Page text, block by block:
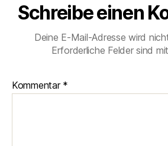
Schreibe einen
Deine E-Mail-Adresse wird
Erforderliche Felder sind mit
Kommentar *